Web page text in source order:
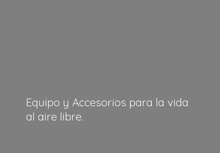
Equipo y Accesorios para la vida
al aire libre.